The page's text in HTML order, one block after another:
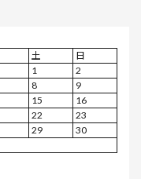
土
日
1
2
8
9
15
16
22
23
29
30